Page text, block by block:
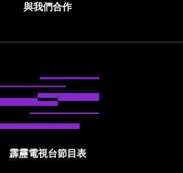
與我們合作
霹靂電視台節目表